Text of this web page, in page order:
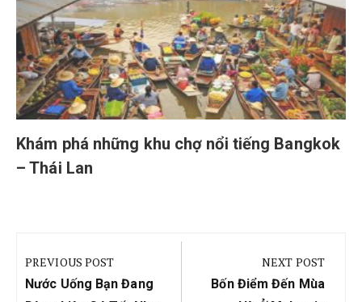
Khám phá những khu chợ nổi tiếng Bangkok
– Thái Lan
hướng
bài
PREVIOUS POST
Previous
Nước Uống Bạn Đang
NEXT POST
Next
Bốn Điểm Đến Mùa